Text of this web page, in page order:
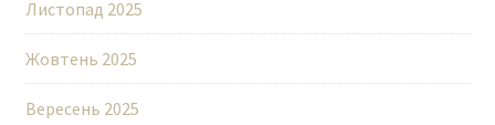
Листопад 2025
Жовтень 2025
Вересень 2025